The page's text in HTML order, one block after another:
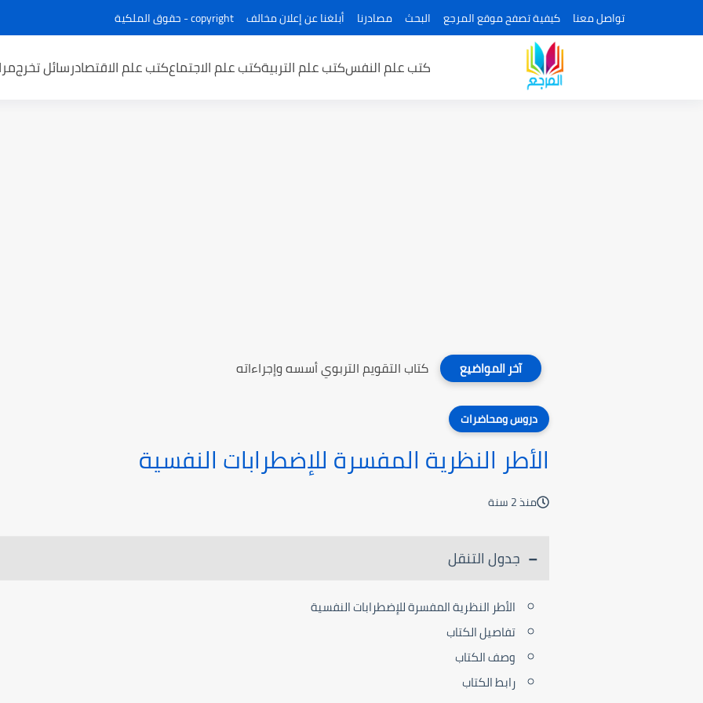
تواصل معنا كيفية تصفح موقع المرجع البحث مصادرنا أبلغنا عن إعلان مخالف copyright - حقوق الملكية
كتب علم النفسكتب علم التربيةكتب علم الاجتماعكتب علم الاقتصادرسائل تخرج
آخر المواضيع كتاب التقويم التربوي أسسه وإجراءاته
دروس ومحاضرات
الأطر النظرية المفسرة للإضطرابات النفسية
منذ 2 سنة
جدول التنقل
الأطر النظرية المفسرة للإضطرابات النفسية
تفاصيل الكتاب
وصف الكتاب
رابط الكتاب